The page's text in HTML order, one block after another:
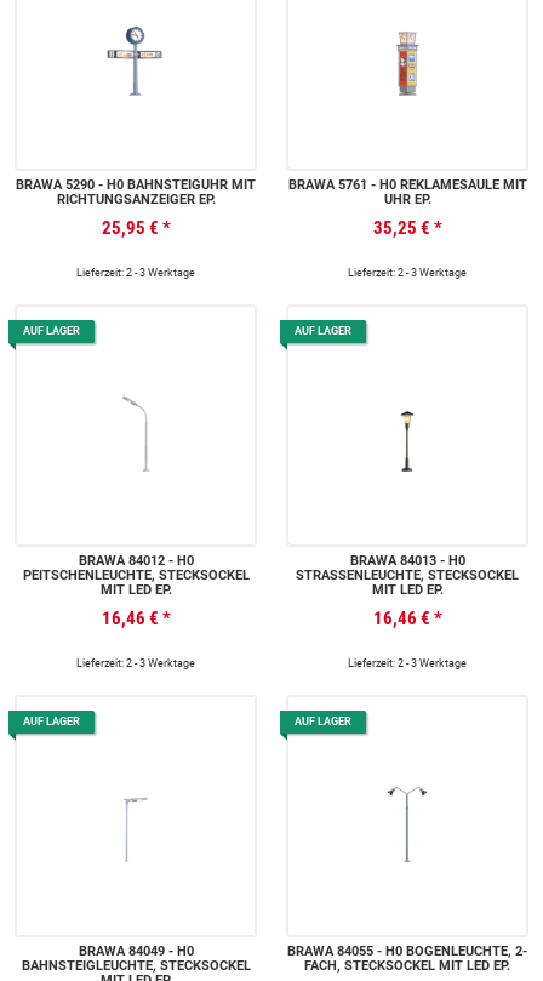
BRAWA 5290 - H0 BAHNSTEIGUHR MIT
RICHTUNGSANZEIGER EP.
25,95 € *
Lieferzeit: 2 - 3 Werktage
BRAWA 5761 - H0 REKLAMESÄULE MIT
UHR EP.
35,25 € *
Lieferzeit: 2 - 3 Werktage
AUF LAGER
BRAWA 84012 - H0
PEITSCHENLEUCHTE, STECKSOCKEL
MIT LED EP.
16,46 € *
Lieferzeit: 2 - 3 Werktage
AUF LAGER
BRAWA 84013 - H0
STRASSENLEUCHTE, STECKSOCKEL
MIT LED EP.
16,46 € *
Lieferzeit: 2 - 3 Werktage
AUF LAGER
BRAWA 84049 - H0
BAHNSTEIGLEUCHTE, STECKSOCKEL
AUF LAGER
BRAWA 84055 - H0 BOGENLEUCHTE, 2-
FACH, STECKSOCKEL MIT LED EP.